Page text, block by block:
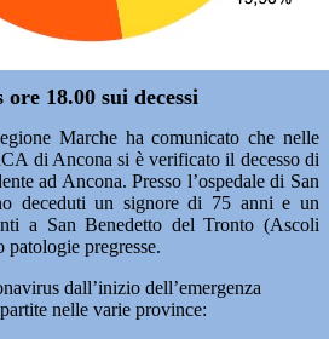
18.00 sui decessi
Marche ha comunicato che nelle
di Ancona si è verificato il decesso di
ad Ancona. Presso l’ospedale di San
deceduti un signore di 75 anni e un
a San Benedetto del Tronto (Ascoli
patologie pregresse.
dall’inizio dell’emergenza
nelle varie province: